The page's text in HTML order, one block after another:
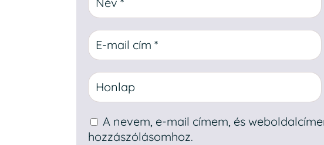
A nevem, e-mail címem, és
hozzászólásomhoz.